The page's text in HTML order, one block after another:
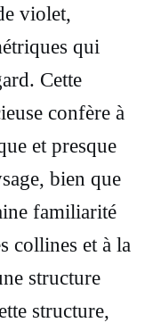
violet,
qui
Cette
confère à
et presque
bien que
familiarité
collines et à la
structure
structure,